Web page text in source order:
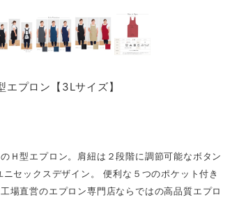
エプロン【3Lサイズ】
Ｈ型エプロン。肩紐は２段階に調節可能なボタン
セックスデザイン。 便利な５つのポケット付き
場直営のエプロン専門店ならではの高品質エプロ